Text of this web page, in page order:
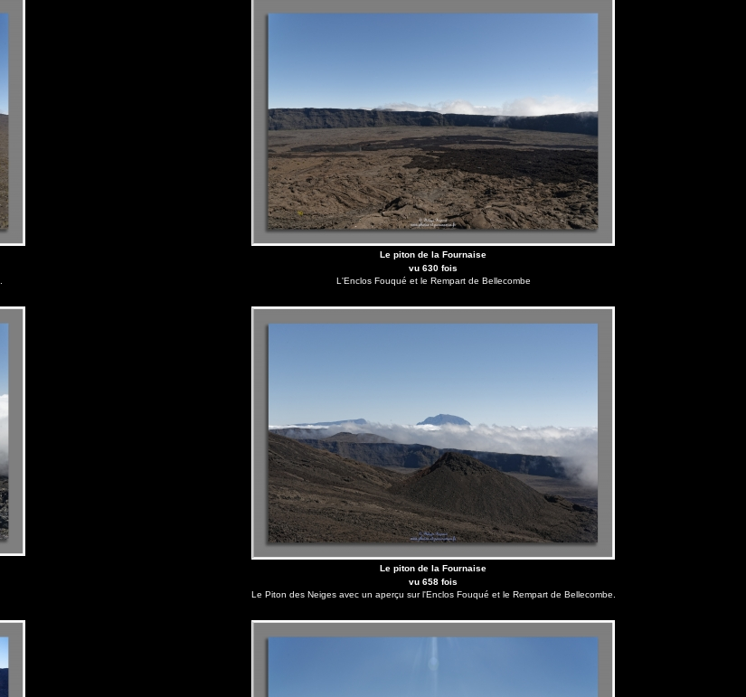
Le piton de la Fournaise
vu 630 fois
L'Enclos Fouqué et le Rempart de Bellecombe
Le piton de la Fournaise
vu 658 fois
Le Piton des Neiges avec un aperçu sur l'Enclos Fouqué et le Rempart de Bellecombe.